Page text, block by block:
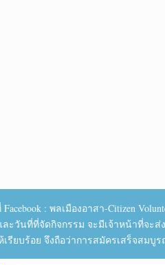
: พลเมืองอาสา-Citizen
ละวันที่ที่จัดกิจกรรม จะมีเจ้าหน้าที่จะ
รียบร้อย จึงถือว่าการสมัครเสร็จสมบู